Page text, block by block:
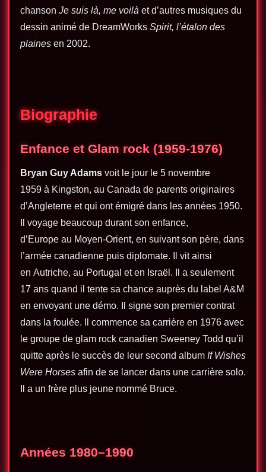
chanson Je suis là, me voilà et d’autres musiques du
dessin animé de DreamWorks Spirit, l’étalon des
plaines en 2002.
Biographie
Enfance et Glam rock (1959-1976)
Bryan Guy Adams voit le jour le 5 novembre
1959 à Kingston, au Canada de parents originaires
d’Angleterre et qui ont émigré dans les années 1950.
Il voyage beaucoup durant son enfance,
d’Europe au Moyen-Orient, en suivant son père, dans
l’armée canadienne puis diplomate. Il vit ainsi
en Autriche, au Portugal et en Israël. Il a seulement
17 ans quand il tente sa chance auprès du label A&M
en envoyant une démo. Il signe son premier contrat
dans la foulée. Il commence sa carrière en 1976 avec
le groupe de glam rock canadien Sweeney Todd qu’il
quitte après le succès de leur second album If Wishes
Were Horses afin de se lancer dans une carrière solo.
Il a un frère plus jeune nommé Bruce.
Années 1980–1990